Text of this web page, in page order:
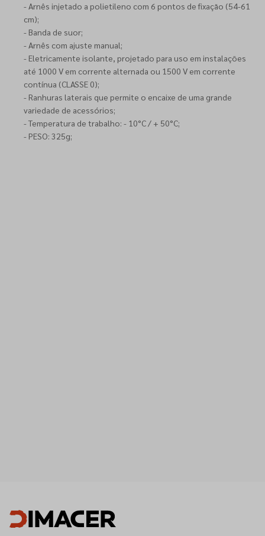
- Arnês injetado a polietileno com 6 pontos de fixação (54-61
cm);
- Banda de suor;
- Arnês com ajuste manual;
- Eletricamente isolante, projetado para uso em instalações
até 1000 V em corrente alternada ou 1500 V em corrente
contínua (CLASSE 0);
- Ranhuras laterais que permite o encaixe de uma grande
variedade de acessórios;
- Temperatura de trabalho: - 10°C / + 50°C;
- PESO: 325g;